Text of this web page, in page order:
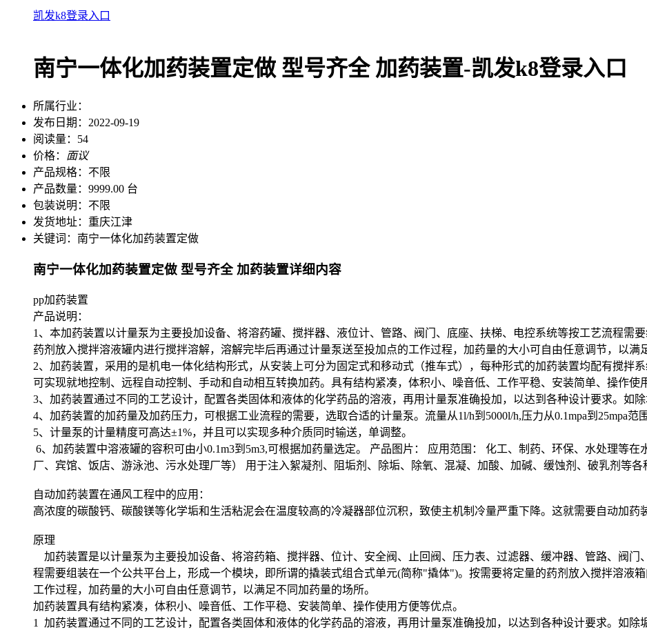
凯发k8登录入口
南宁一体化加药装置定做 型号齐全 加药装置-凯发k8登录入口
所属行业：
发布日期： 2022-09-19
阅读量： 54
价格：
面议
产品规格： 不限
产品数量： 9999.00 台
包装说明： 不限
发货地址： 重庆江津
关键词： 南宁一体化加药装置定做
南宁一体化加药装置定做 型号齐全 加药装置详细内容
pp加药装置
产品说明：
1、本加药装置以计量泵为主要投加设备、将溶药罐、搅拌器、液位计、管路、阀门、底座、扶梯、电控系统等按工艺流程需
药剂放入搅拌溶液罐内进行搅拌溶解，溶解完毕后再通过计量泵送至投加点的工作过程，加药量的大小可自由任意调节，以满
2、加药装置，采用的是机电一体化结构形式，从安装上可分为固定式和移动式（推车式），每种形式的加药装置均配有搅拌
可实现就地控制、远程自动控制、手动和自动相互转换加药。具有结构紧凑，体积小、噪音低、工作平稳、安装简单、操作使
3、加药装置通过不同的工艺设计，配置各类固体和液体的化学药品的溶液，再用计量泵准确投加，以达到各种设计要求。如
4、加药装置的加药量及加药压力，可根据工业流程的需要，选取合适的计量泵。流量从1l/h到5000l/h,压力从0.1mpa到25mpa范
5、计量泵的计量精度可高达±1%，并且可以实现多种介质同时输送，单调整。
6、加药装置中溶液罐的容积可由小0.1m3到5m3,可根据加药量选定。 产品图片： 应用范围： 化工、制药、环保、水处理等
厂、宾馆、饭店、游泳池、污水处理厂等） 用于注入絮凝剂、阻垢剂、除垢、除氧、混凝、加酸、加碱、缓蚀剂、破乳剂等各
自动加药装置在通风工程中的应用：
高浓度的碳酸钙、碳酸镁等化学垢和生活粘泥会在温度较高的冷凝器部位沉积，致使主机制冷量严重下降。这就需要自动加药
原理
加药装置是以计量泵为主要投加设备、将溶药箱、搅拌器、位计、安全阀、止回阀、压力表、过滤器、缓冲器、管路、阀
程需要组装在一个公共平台上，形成一个模块，即所谓的撬装式组合式单元(简称"撬体")。按需要将定量的药剂放入搅拌溶液
工作过程，加药量的大小可自由任意调节，以满足不同加药量的场所。
加药装置具有结构紧凑，体积小、噪音低、工作平稳、安装简单、操作使用方便等优点。
1 加药装置通过不同的工艺设计，配置各类固体和液体的化学药品的溶液，再用计量泵准确投加，以达到各种设计要求。